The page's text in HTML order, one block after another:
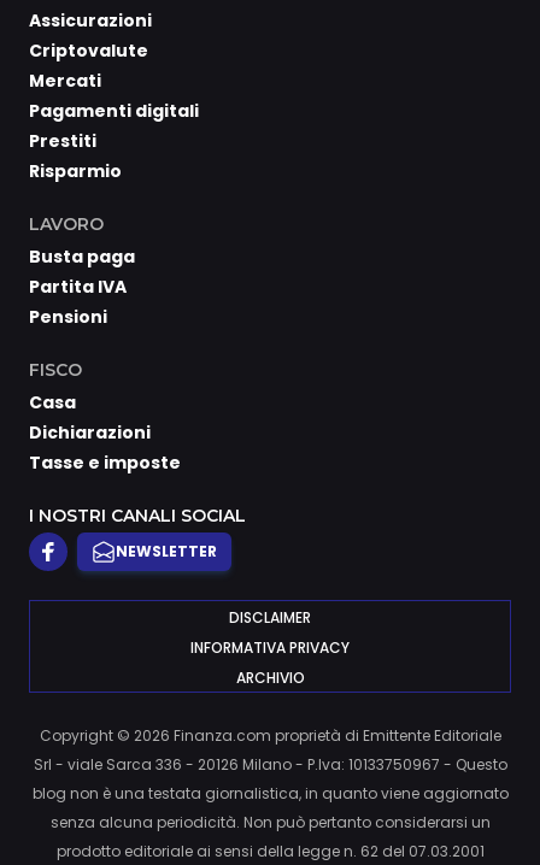
Assicurazioni
Criptovalute
Mercati
Pagamenti digitali
Prestiti
Risparmio
LAVORO
Busta paga
Partita IVA
Pensioni
FISCO
Casa
Dichiarazioni
Tasse e imposte
I NOSTRI CANALI SOCIAL
NEWSLETTER
DISCLAIMER
INFORMATIVA PRIVACY
ARCHIVIO
Copyright © 2026 Finanza.com proprietà di Emittente Editoriale
Srl - viale Sarca 336 - 20126 Milano - P.Iva: 10133750967 - Questo
blog non è una testata giornalistica, in quanto viene aggiornato
senza alcuna periodicità. Non può pertanto considerarsi un
prodotto editoriale ai sensi della legge n. 62 del 07.03.2001